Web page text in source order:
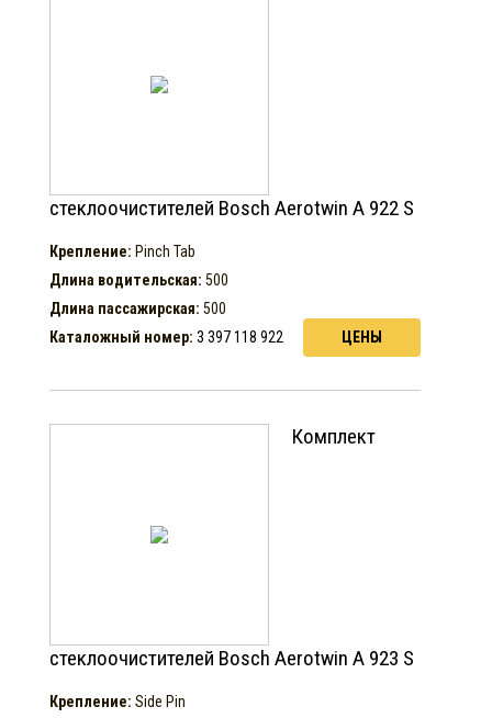
стеклоочистителей Bosch Aerotwin A 922 S
Крепление: Pinch Tab
Длина водительская: 500
Длина пассажирская: 500
Каталожный номер: 3 397 118 922 ЦЕНЫ
Комплект
стеклоочистителей Bosch Aerotwin A 923 S
Крепление: Side Pin